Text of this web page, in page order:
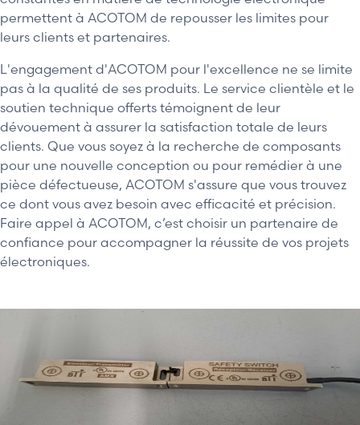
permettent à ACOTOM de repousser les limites pour
leurs clients et partenaires.
L'engagement d'ACOTOM pour l'excellence ne se limite
pas à la qualité de ses produits. Le service clientèle et le
soutien technique offerts témoignent de leur
dévouement à assurer la satisfaction totale de leurs
clients. Que vous soyez à la recherche de composants
pour une nouvelle conception ou pour remédier à une
pièce défectueuse, ACOTOM s'assure que vous trouvez
ce dont vous avez besoin avec efficacité et précision.
Faire appel à ACOTOM, c’est choisir un partenaire de
confiance pour accompagner la réussite de vos projets
électroniques.